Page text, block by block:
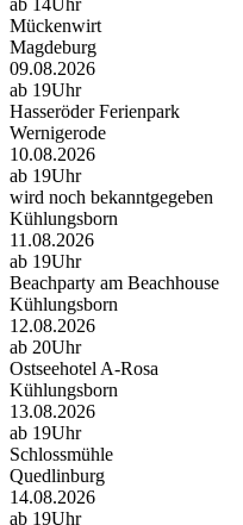
Mückenwirt
Magdeburg
09.08.2026
ab 19Uhr
Hasseröder Ferienpark
Wernigerode
10.08.2026
ab 19Uhr
wird noch bekanntgegeben
Kühlungsborn
11.08.2026
ab 19Uhr
Beachparty am Beachhouse
Kühlungsborn
12.08.2026
ab 20Uhr
Ostseehotel A-Rosa
Kühlungsborn
13.08.2026
ab 19Uhr
Schlossmühle
Quedlinburg
14.08.2026
ab 19Uhr